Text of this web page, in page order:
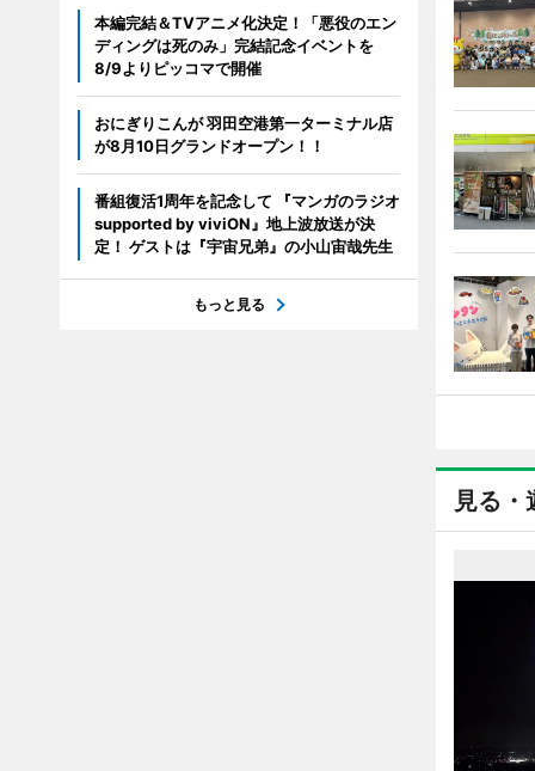
見る・
本編完結＆TVアニメ化決定！「悪役のエン
ディングは死のみ」完結記念イベントを
8/9よりピッコマで開催
おにぎりこんが 羽田空港第一ターミナル店
が8月10日グランドオープン！！
番組復活1周年を記念して 『マンガのラジオ
supported by viviON』地上波放送が決
定！ ゲストは『宇宙兄弟』の小山宙哉先生
もっと見る